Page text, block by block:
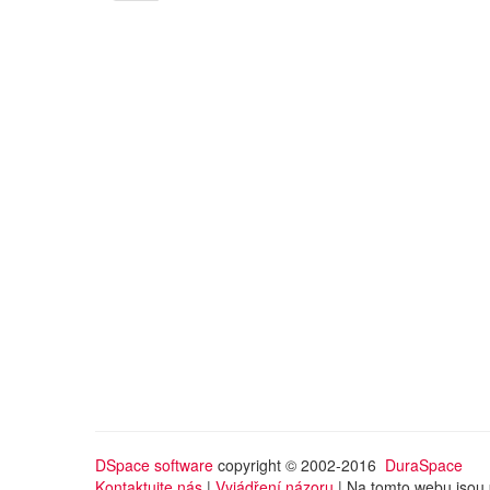
DSpace software copyright © 2002-2016 DuraSpace